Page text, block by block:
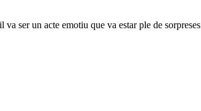
ser un acte emotiu que va estar ple de sorpreses